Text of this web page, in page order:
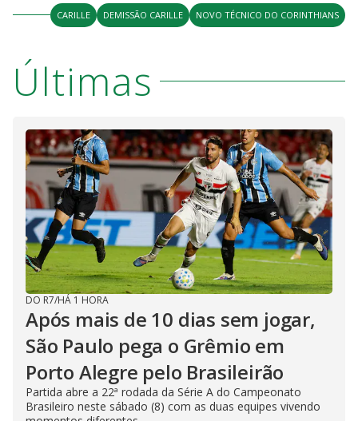
CARILLE DEMISSÃO CARILLE NOVO TÉCNICO DO CORINTHIANS
Últimas
DO R7/HÁ 1 HORA
Após mais de 10 dias sem jogar,
São Paulo pega o Grêmio em
Porto Alegre pelo Brasileirão
Partida abre a 22ª rodada da Série A do Campeonato
Brasileiro neste sábado (8) com as duas equipes vivendo